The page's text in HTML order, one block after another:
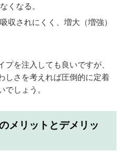
くなる。
収されにくく、増大（増強）
プを注入しても良いですが、
しさを考えれば圧倒的に定着
でしょう。
メリットとデメリッ